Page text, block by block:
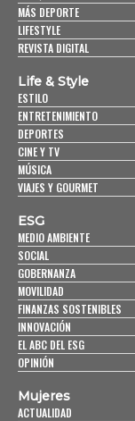
MÁS DEPORTE
LIFESTYLE
REVISTA DIGITAL
Life & Style
ESTILO
ENTRETENIMIENTO
DEPORTES
CINE Y TV
MÚSICA
VIAJES Y GOURMET
ESG
MEDIO AMBIENTE
SOCIAL
GOBERNANZA
MOVILIDAD
FINANZAS SOSTENIBLES
INNOVACIÓN
EL ABC DEL ESG
OPINIÓN
Mujeres
ACTUALIDAD